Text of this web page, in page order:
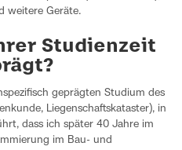
weitere Geräte.
Studienzeit
geprägten Studium des
Liegenschaftskataster), in
dass ich später 40 Jahre im
im Bau- und